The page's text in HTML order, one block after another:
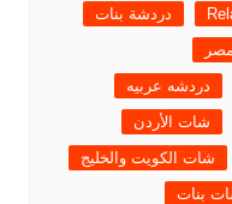
دردشة بنات
دردشه عربيه
شات الأردن
شات الكويت والخليج
بنات